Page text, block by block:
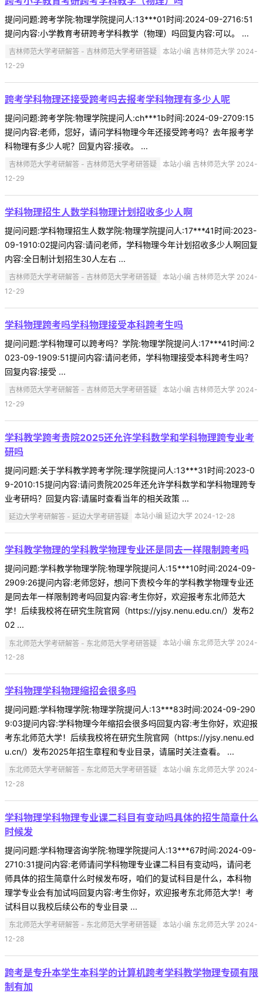
提问问题:跨考学院:物理学院提问人:13***01时间:2024-09-2716:51
提问内容:小学教育考研跨考学科教学（物理）吗回复内容:可以。 ...
吉林师范大学考研解答 - 吉林师范大学考研答疑
本站小编 吉林师范大学 2024-
12-29
跨考学科物理还接受跨考吗去报考学科物理有多少人呢
提问问题:跨考学院:物理学院提问人:ch***1b时间:2024-09-2709:15
提问内容:老师，您好，请问学科物理今年还接受跨考吗？去年报考学
科物理有多少人呢？回复内容:接收。 ...
吉林师范大学考研解答 - 吉林师范大学考研答疑
本站小编 吉林师范大学 2024-
12-29
学科物理招生人数学科物理计划招收多少人啊
提问问题:学科物理招生人数学院:物理学院提问人:17***41时间:2023-
09-1910:02提问内容:请问老师，学科物理今年计划招收多少人啊回复
内容:全日制计划招生30人左右 ...
吉林师范大学考研解答 - 吉林师范大学考研答疑
本站小编 吉林师范大学 2024-
12-29
学科物理跨考吗学科物理接受本科跨考生吗
提问问题:学科物理可以跨考吗？学院:物理学院提问人:17***41时间:2
023-09-1909:51提问内容:请问老师，学科物理接受本科跨考生吗？
回复内容:接受 ...
吉林师范大学考研解答 - 吉林师范大学考研答疑
本站小编 吉林师范大学 2024-
12-29
学科教学跨考贵院2025还允许学科数学和学科物理跨专业考
研吗
提问问题:关于学科教学跨考学院:理学院提问人:13***31时间:2023-0
9-2010:15提问内容:请问贵院2025年还允许学科数学和学科物理跨专
业考研吗？回复内容:请届时查看当年的相关政策 ...
延边大学考研解答 - 延边大学考研答疑 本站小编 延边大学 2024-12-28
学科教学物理的学科教学物理专业还是同去一样限制跨考吗
提问问题:学科教学物理学院:物理学院提问人:15***10时间:2024-09-
2909:26提问内容:老师您好，想问下贵校今年的学科教学物理专业还
是同去年一样限制跨考吗回复内容:考生你好，欢迎报考东北师范大
学！后续我校将在研究生院官网（https://yjsy.nenu.edu.cn/）发布2
02 ...
东北师范大学考研解答 - 东北师范大学考研答疑
本站小编 东北师范大学 2024-
12-28
学科物理学科物理缩招会很多吗
提问问题:学科物理学院:物理学院提问人:13***83时间:2024-09-290
9:03提问内容:学科物理今年缩招会很多吗回复内容:考生你好，欢迎报
考东北师范大学！后续我校将在研究生院官网（https://yjsy.nenu.ed
u.cn/）发布2025年招生章程和专业目录，请届时关注查看。 ...
东北师范大学考研解答 - 东北师范大学考研答疑
本站小编 东北师范大学 2024-
12-28
学科物理学科物理专业课二科目有变动吗具体的招生简章什么
时候发
提问问题:学科物理咨询学院:物理学院提问人:13***67时间:2024-09-
2710:31提问内容:老师请问学科物理专业课二科目有变动吗，请问老
师具体的招生简章什么时候发布呀，咱们的复试科目是什么，本科物
理学专业会有加试吗回复内容:考生你好，欢迎报考东北师范大学！考
试科目以我校后续公布的专业目录 ...
东北师范大学考研解答 - 东北师范大学考研答疑
本站小编 东北师范大学 2024-
12-28
跨考是专升本学生本科学的计算机跨考学科教学物理专硕有限
制有加